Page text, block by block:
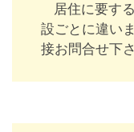
居住に要す
設ごとに違い
接お問合せ下さ